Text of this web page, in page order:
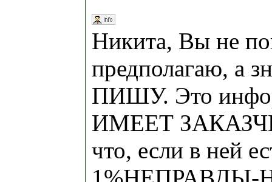
Никита, Вы не
предполагаю, а
ПИШУ. Это
ИМЕЕТ
что, если в ней